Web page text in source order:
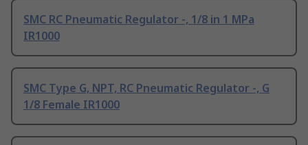
SMC RC Pneumatic Regulator -, 1/8 in 1 MPa
IR1000
SMC Type G, NPT, RC Pneumatic Regulator -, G
1/8 Female IR1000